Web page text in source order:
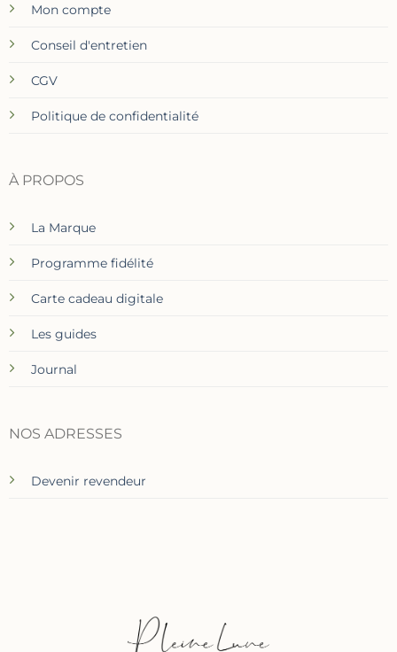
Mon compte
Conseil d'entretien
CGV
Politique de confidentialité
À PROPOS
La Marque
Programme fidélité
Carte cadeau digitale
Les guides
Journal
NOS ADRESSES
Devenir revendeur